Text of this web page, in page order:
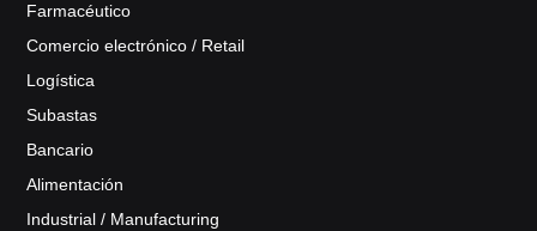
Farmacéutico
Comercio electrónico / Retail
Logística
Subastas
Bancario
Alimentación
Industrial / Manufacturing